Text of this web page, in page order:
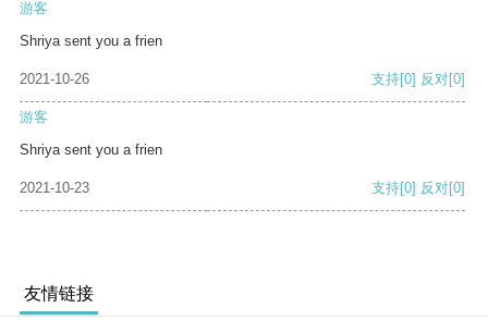
游客
Shriya sent you a frien
2021-10-26 支持[0] 反对[0]
游客
Shriya sent you a frien
2021-10-23 支持[0] 反对[0]
友情链接